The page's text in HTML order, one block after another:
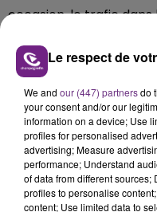
occasion, le trafic
Il s'agit d'une
organisateurs.
FIL D'ACTUS
Le respect de
We and our (447) partnersdo
your consent and/or our
information on a device; Use
profiles for personalised
advertising; Measure
performance; Understand
of data from different
profiles to personalise
content; Use limited data to